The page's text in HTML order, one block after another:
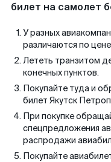
билет на самолет
У разных
различаются по
Лететь транзитом
конечных пунктов.
Покупайте туда и
билет Якутск
При покупке
спецпредложения
распродажи
Покупайте